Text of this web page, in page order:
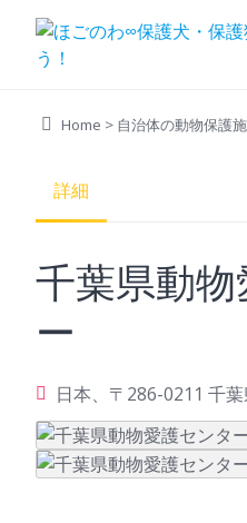
content
Home > 自治体の動物保護
詳細
千葉県動
ー
日本、〒286-0211 千